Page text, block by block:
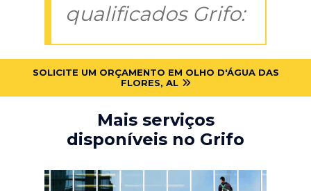
qualificados Grifo:
SOLICITE UM ORÇAMENTO EM OLHO D'ÁGUA DAS
FLORES, AL
Mais serviços
disponíveis no Grifo